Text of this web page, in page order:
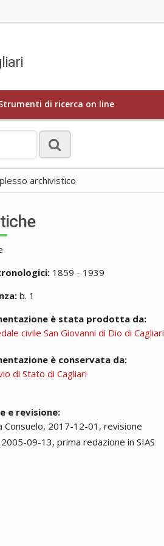
di ricerca on line
archivistico
1859 - 1939
b. 1
è stata prodotta da:
civile San Giovanni di Dio di Cagliari
è conservata da:
di Stato di Cagliari
e revisione:
Consuelo, 2017-12-01, revisione
2005-09-13, prima redazione in SIAS